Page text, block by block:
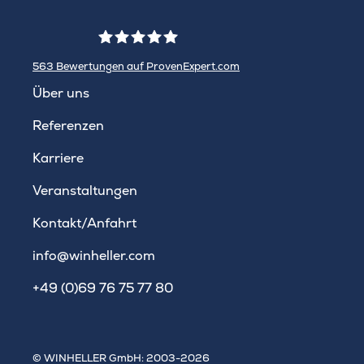
563 Bewertungen auf ProvenExpert.com
Über uns
Referenzen
Karriere
Veranstaltungen
Kontakt/Anfahrt
info@winheller.com
+49 (0)69 76 75 77 80
© WINHELLER GmbH: 2003-2026